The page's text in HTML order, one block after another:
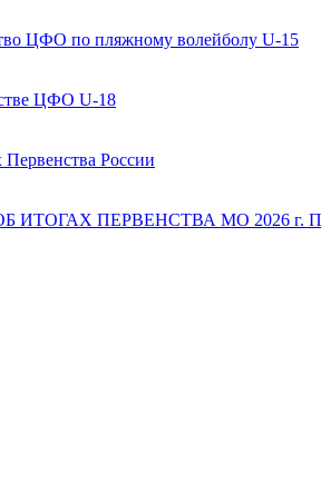
ЦФО по пляжному волейболу U-15
ЦФО U-18
России
ИТОГАХ ПЕРВЕНСТВА МО 2026